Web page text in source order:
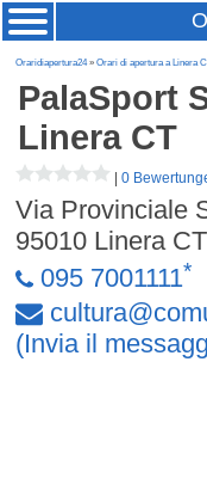
Oraridiapertura24»Orari di apertura a Linera
PalaSport
Linera CT
|0
Via Provinciale
95010 Linera CT
095 7001111*
cultura@
(Invia il